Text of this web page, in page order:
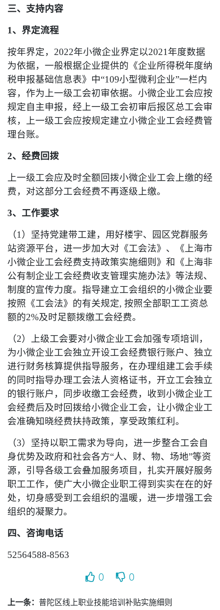
三、支持内容
1、界定流程
按年界定，2022年小微企业界定以2021年度数据
为依据，一般根据企业提供的《企业所得税年度纳
税申报基础信息表》中“109小型微利企业”一栏内
容，作为上一级工会初审依据。小微企业工会应按
规定自主申报，经上一级工会初审后报区总工会审
核，上一级工会应按规定建立小微企业工会经费管
理台账。
2、经费回拨
上一级工会应及时全额回拨小微企业工会上缴的经
费，对这部分工会经费不再逐级上缴。
3、工作要求
（1）坚持党建带工建，用好楼宇、园区党群服务
站资源平台，进一步加大对《工会法》、《上海市
小微企业工会经费支持政策实施细则》和《上海非
公有制企业工会经费收支管理实施办法》等法规、
制度的宣传力度。指导建立工会组织的小微企业要
按照《工会法》的有关规定, 按照全部职工工资总
额的2%及时足额拨缴工会经费。
（2）上级工会要对小微企业工会加强专项培训，
为小微企业工会独立开设工会经费银行账户、独立
进行财务核算提供指导服务，在办理组建工会手续
的同时指导办理工会法人资格证书，开立工会独立
的银行账户，同步收缴工会经费，收到小微企业工
会经费后及时回拨给小微企业工会，让小微企业工
会准确知晓经费扶持政策，享受政策红利。
（3）坚持以职工需求为导向，进一步整合工会自
身优势及政府和社会各方“人、财、物、场地”等资
源，引导各级工会叠加服务项目，扎实开展好服务
职工工作，使广大小微企业职工得到实实在在的好
处，切身感受到工会组织的温暖，进一步增强工会
组织的凝聚力。
四、咨询电话
52564588-8563
0 0
上一条： 普陀区线上职业技能培训补贴实施细则